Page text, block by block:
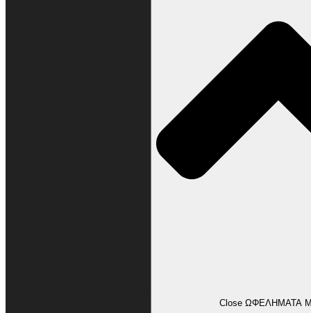
Close ΩΦΕΛΗΜΑΤΑ